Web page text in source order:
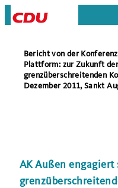
Bericht von der
Plattform: zur Zukunft der
grenzüberschreitenden
Dezember 2011, Sankt
AK Außen engagiert